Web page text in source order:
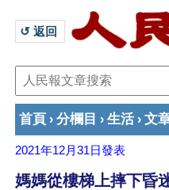
↺ 返回
首頁 › 分欄目 › 生活 › 文
2021年12月31日發表
媽媽從樓梯上摔下昏